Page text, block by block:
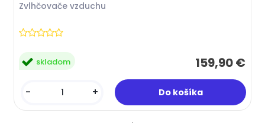
Zvlhčovače vzduchu
159,90 €
skladom
- +